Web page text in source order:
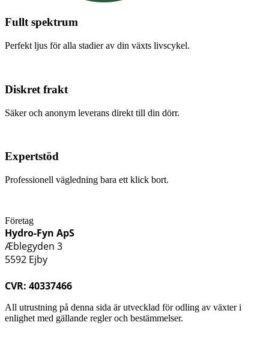
Fullt spektrum
Perfekt ljus för alla stadier av din växts livscykel.
Diskret frakt
Säker och anonym leverans direkt till din dörr.
Expertstöd
Professionell vägledning bara ett klick bort.
Företag
Hydro-Fyn ApS
Æblegyden 3
5592 Ejby
CVR: 40337466
All utrustning på denna sida är utvecklad för odling av växter i
enlighet med gällande regler och bestämmelser.